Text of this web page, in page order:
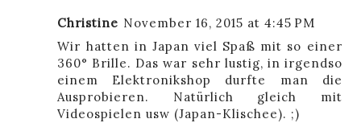
Christine November 16, 2015 at 4:45 PM
Wir hatten in Japan viel Spaß mit so einer
360° Brille. Das war sehr lustig, in irgendso
einem Elektronikshop durfte man die
Ausprobieren. Natürlich gleich mit
Videospielen usw (Japan-Klischee). ;)